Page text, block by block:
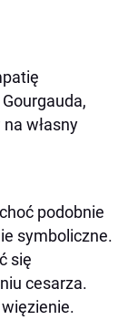
własny
podobnie
symboliczne.
się
cesarza.